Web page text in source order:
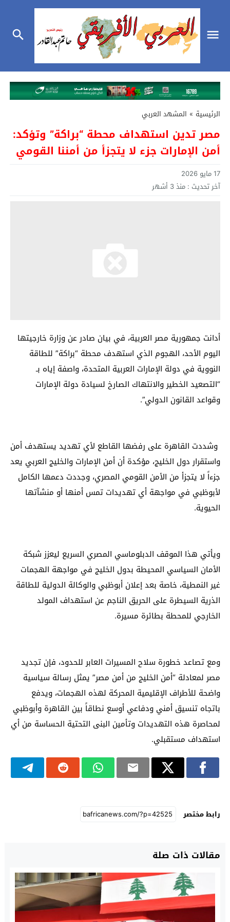
الرئيسية » المشهد العربي
مصر تدين استهداف محطة “براكة” وتؤكد:
أمن الإمارات جزء لا يتجزأ من أمننا القومي
17 مايو 2026
آخر تحديث : منذ 3 أشهر
أدانت جمهورية مصر العربية، في بيان صادر عن وزارة خارجيتها
اليوم الأحد، الهجوم الذي استهدف محطة “براكة” للطاقة
النووية في دولة الإمارات العربية المتحدة، واصفة إياه بـ
“التصعيد الخطير والانتهاك الصارخ لسيادة دولة الإمارات
وقواعد القانون الدولي”.
وشددت القاهرة على رفضها القاطع لأي تهديد يستهدف أمن
واستقرار دول الخليج، مؤكدة أن أمن الإمارات والخليج العربي يعد
جزءاً لا يتجزأ من الأمن القومي المصري، وجددت دعمها الكامل
لأبوظبي في مواجهة أي تهديدات تمس أمنها أو منشآتها
الحيوية.
ويأتي هذا الموقف الدبلوماسي المصري السريع ليعزز شبكة
الأمان السياسي المحيطة بدول الخليج في مواجهة الهجمات
غير النمطية، خاصة بعد إعلان أبوظبي والوكالة الدولية للطاقة
الذرية السيطرة على الحريق الناجم عن استهداف المولد
الخارجي للمحطة بطائرة مسيرة.
ومع تصاعد خطورة سلاح المسيرات العابر للحدود، فإن تجديد
مصر لمعادلة “أمن الخليج من أمن مصر” يمثل رسالة سياسية
واضحة للأطراف الإقليمية المحركة لهذه الهجمات، ويدفع
باتجاه تنسيق أمني ودفاعي أوسع نطاقاً بين القاهرة وأبوظبي
لمحاصرة هذه التهديدات وتأمين البنى التحتية الحساسة من أي
استهداف مستقبلي.
رابط مختصر
مقالات ذات صلة